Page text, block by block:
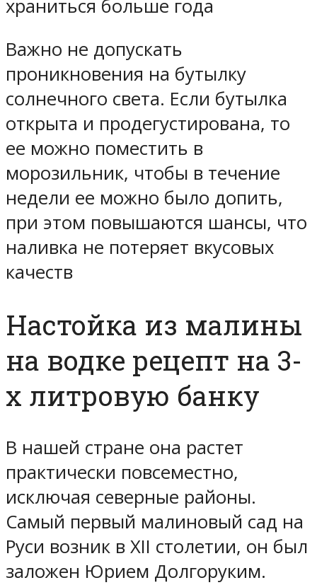
храниться больше года
Важно не допускать
проникновения на бутылку
солнечного света. Если бутылка
открыта и продегустирована, то
ее можно поместить в
морозильник, чтобы в течение
недели ее можно было допить,
при этом повышаются шансы, что
наливка не потеряет вкусовых
качеств
Настойка из малины
на водке рецепт на 3-
х литровую банку
В нашей стране она растет
практически повсеместно,
исключая северные районы.
Самый первый малиновый сад на
Руси возник в XII столетии, он был
заложен Юрием Долгоруким.